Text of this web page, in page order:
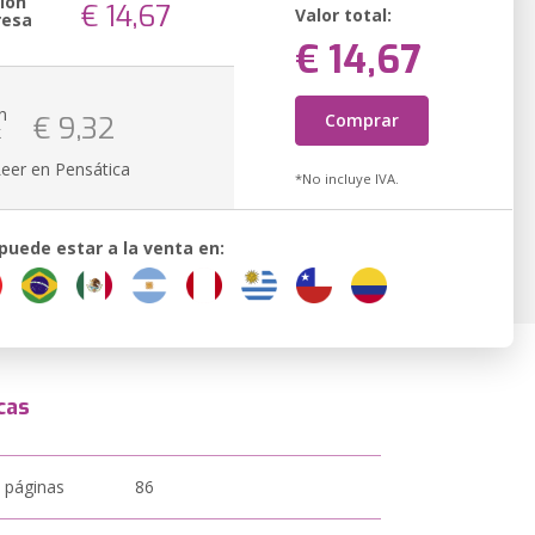
€ 14,67 Valor total:
€ 14,67
Comprar
*No incluye IVA.
€ 9,32
en Pensática
estar a la venta en:
86